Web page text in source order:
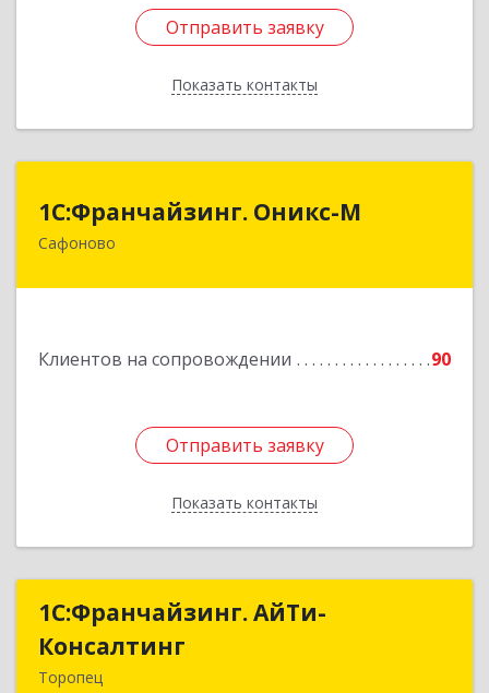
Отправить заявку
Показать контакты
Отправить заявку
Назад
1С:Франчайзинг. Оникс-М
Сафоново
Клиентов на сопровождении 90
Отправить заявку
Показать контакты
1С:Франчайзинг. Оникс-М
215500, Смоленская обл, Сафоновский р-н,
Отправить заявку
Назад
1С:Франчайзинг. АйТи-
Консалтинг
Торопец
1С:Франчайзинг. АйТи-